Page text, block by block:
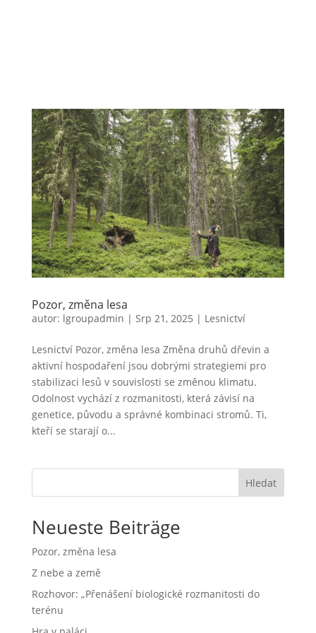
Pozor, změna lesa
autor: lgroupadmin | Srp 21, 2025 | Lesnictví
Lesnictví Pozor, změna lesa Změna druhů dřevin a
aktivní hospodaření jsou dobrými strategiemi pro
stabilizaci lesů v souvislosti se změnou klimatu.
Odolnost vychází z rozmanitosti, která závisí na
genetice, původu a správné kombinaci stromů. Ti,
kteří se starají o...
Hledat
Neueste Beiträge
Pozor, změna lesa
Z nebe a země
Rozhovor: „Přenášení biologické rozmanitosti do
terénu